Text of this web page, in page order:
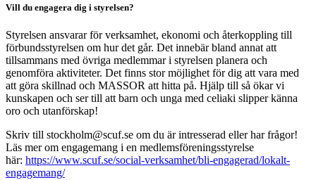
Vill du engagera dig i styrelsen?
Styrelsen ansvarar för verksamhet, ekonomi och återkoppling till
förbundsstyrelsen om hur det går. Det innebär bland annat att
tillsammans med övriga medlemmar i styrelsen planera och
genomföra aktiviteter. Det finns stor möjlighet för dig att vara med
att göra skillnad och MASSOR att hitta på. Hjälp till så ökar vi
kunskapen och ser till att barn och unga med celiaki slipper känna
oro och utanförskap!
Skriv till stockholm@scuf.se om du är intresserad eller har frågor!
Läs mer om engagemang i en medlemsföreningsstyrelse
här: https://www.scuf.se/social-verksamhet/bli-engagerad/lokalt-
engagemang/